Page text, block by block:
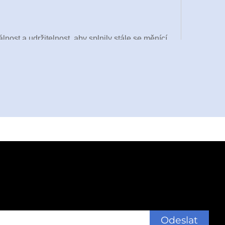
a udržitelnost, aby splnily stále se měnící
CO.,LTD je inovativním řešením, které je
zařízení pro tvorbu papírových obalů na
a ekologickou bezpečnost – čímž se
Odeslat